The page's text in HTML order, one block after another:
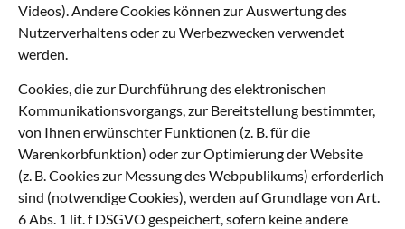
Videos). Andere Cookies können zur Auswertung des
Nutzerverhaltens oder zu Werbezwecken verwendet
werden.
Cookies, die zur Durchführung des elektronischen
Kommunikationsvorgangs, zur Bereitstellung bestimmter,
von Ihnen erwünschter Funktionen (z. B. für die
Warenkorbfunktion) oder zur Optimierung der Website
(z. B. Cookies zur Messung des Webpublikums) erforderlich
sind (notwendige Cookies), werden auf Grundlage von Art.
6 Abs. 1 lit. f DSGVO gespeichert, sofern keine andere